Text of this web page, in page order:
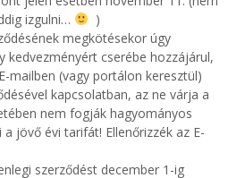
izgulni…
)
megkötésekor úgy
kedvezményért cserébe hozzájárul,
mailben (vagy portálon keresztül)
kapcsolatban, az ne várja a
nem fogják hagyományos
a jövő évi tarifát! Ellenőrizzék az E-
szerződést december 1-ig